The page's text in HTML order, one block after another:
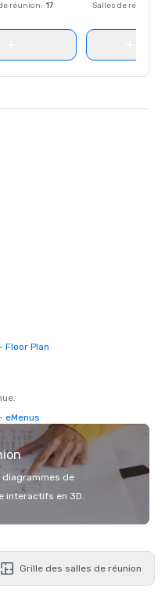
réunion: 17
Salles de réunion
Floor Plan
eMenus
diagrammes de
interactifs en 3D.
Grille des salles de réunion